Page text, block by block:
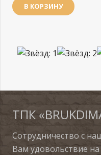
В КОРЗИНУ
ТПК
Сотрудничество с
Вам удовольствие на